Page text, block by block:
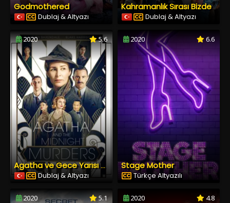
Godmothered
Dublaj & Altyazı
Kahramanlık Sırası Bizde
Dublaj & Altyazı
2020 5.6
Agatha ve Gece Yarısı Cinayetleri
Dublaj & Altyazı
2020 6.6
Stage Mother
Türkçe Altyazılı
2020 5.1 2020 4.8